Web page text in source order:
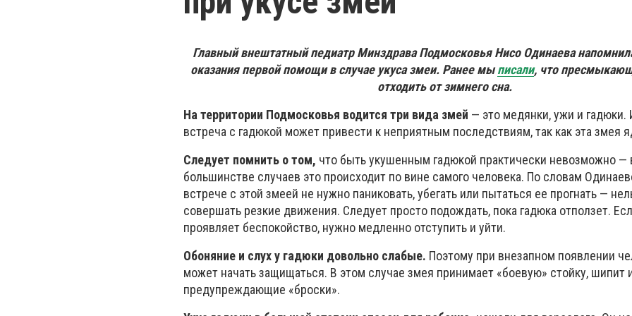
Главный внештатный педиатр Минздрава Подмосковья Нисо Одинаева
оказания первой помощи в случае укуса змеи. Ранее мыписали, что
отходить от зимнего сна.
На территории Подмосковья водится три вида змей — это медянки, ужи и гадюки.
встреча с гадюкой может привести к неприятным последствиям, так как эта змея
Следует помнить о том, что быть укушенным гадюкой практически невозможно —
большинстве случаев это происходит по вине самого человека. По словам
встрече с этой змеей не нужно паниковать, убегать или пытаться ее прогнать —
совершать резкие движения. Следует просто подождать, пока гадюка отползет.
проявляет беспокойство, нужно медленно отступить и уйти.
Обоняние и слух у гадюки довольно слабые. Поэтому при внезапном появлении
может начать защищаться. В этом случае змея принимает «боевую» стойку, шипит
предупреждающие «броски».